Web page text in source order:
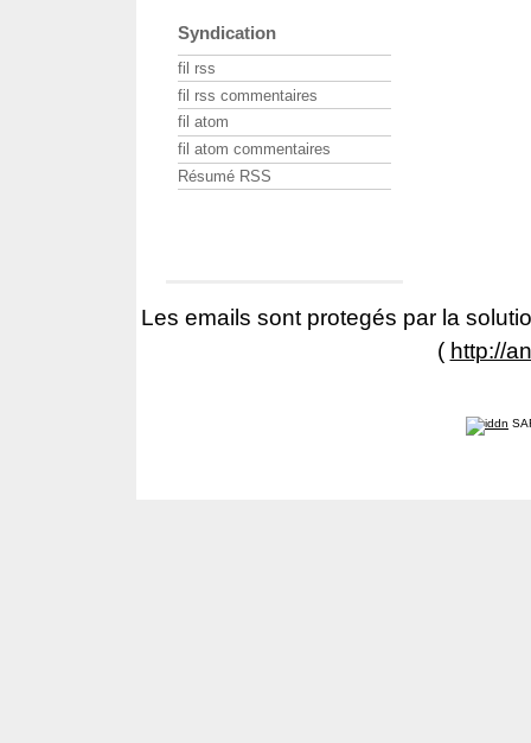
Syndication
fil rss
fil rss commentaires
fil atom
fil atom commentaires
Résumé RSS
Les emails sont protegés par la
( http://